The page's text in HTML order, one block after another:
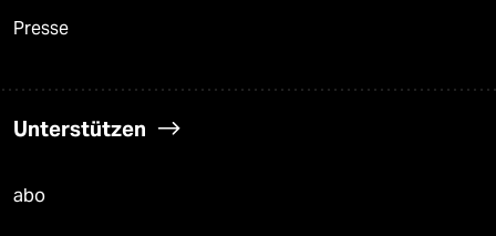
Presse
Unterstützen
abo